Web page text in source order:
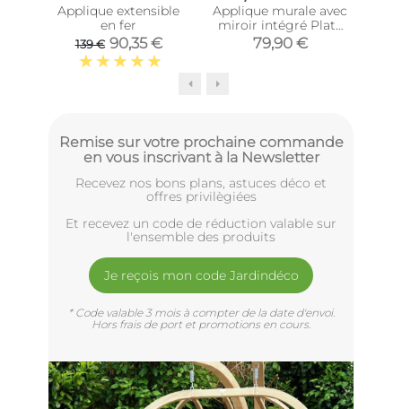
Applique extensible
en fer
139 € 90,35 €
Applique murale avec
miroir intégré Plate
(Noir)
79,90 €
Remise sur votre prochaine commande
en vous inscrivant à la Newsletter
Recevez nos bons plans, astuces déco et
offres privilègiées
Et recevez un code de réduction valable sur
l'ensemble des produits
Je reçois mon code Jardindéco
* Code valable 3 mois à compter de la date d'envoi.
Hors frais de port et promotions en cours.